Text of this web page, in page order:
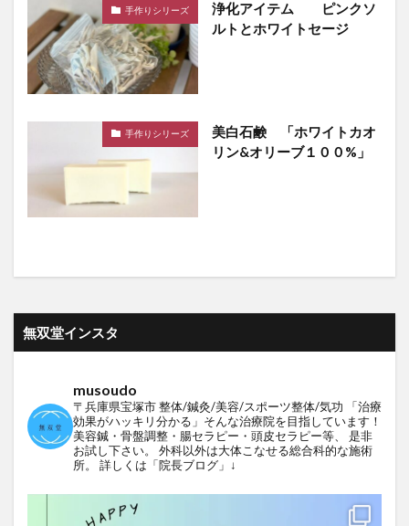
手作りシリーズ
浄化アイテム ピンクソ
ルトとホワイトセージ
手作りシリーズ
美白石鹸 「ホワイトカオ
リン&オリーブ１００%」
無双堂インスタ
musoudo
〒兵庫県宝塚市整体/鍼灸/美容/スポーツ整体/気功 「治療
効果がハッキリ分かる」そんな治療院を目指しています！
美容鍼・骨盤調整・腸セラピー・頭皮セラピー等、
是非
お試し下さい。
外科以外は大体こなせる総合科的な施術
所。
詳しくは「院長ブログ」↓